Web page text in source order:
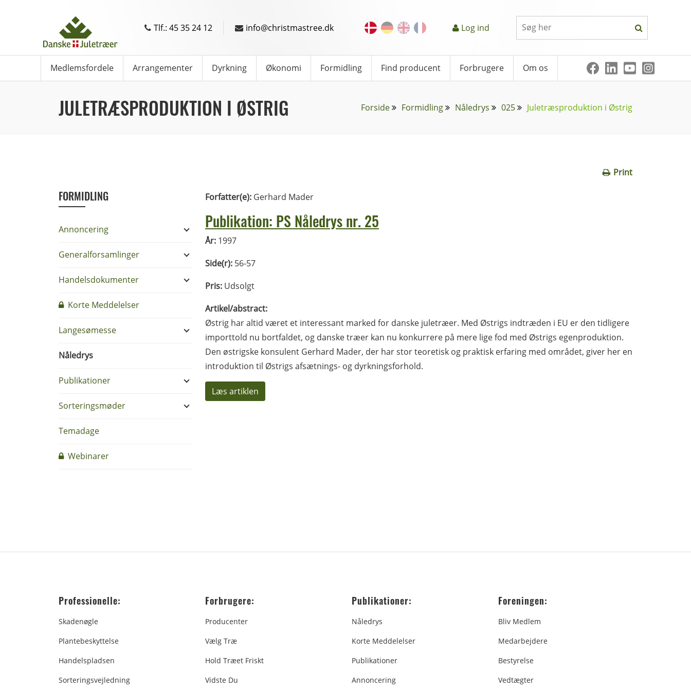
Tlf.: 45 35 24 12 info@christmastree.dk Log ind
Medlemsfordele Arrangementer Dyrkning Økonomi Formidling Find producent Forbrugere Om os
JULETRÆSPRODUKTION I ØSTRIG Forside Formidling Nåledrys 025 Juletræsproduktion i Østrig
Print
FORMIDLING
Annoncering
Generalforsamlinger
Handelsdokumenter
Korte Meddelelser
Langesømesse
Nåledrys
Publikationer
Sorteringsmøder
Temadage
Webinarer
Forfatter(e): Gerhard Mader
Publikation: PS Nåledrys nr. 25
År: 1997
Side(r): 56-57
Pris: Udsolgt
Artikel/abstract:
Østrig har altid været et interessant marked for danske juletræer. Med Østrigs indtræden i EU er den tidligere
importtold nu bortfaldet, og danske træer kan nu konkurrere på mere lige fod med Østrigs egenproduktion.
Den østrigske konsulent Gerhard Mader, der har stor teoretisk og praktisk erfaring med området, giver her en
introduktion til Østrigs afsætnings- og dyrkningsforhold.
Læs artiklen
Professionelle:
Skadenøgle
Plantebeskyttelse
Handelspladsen
Sorteringsvejledning
Forbrugere:
Producenter
Vælg Træ
Hold Træet Friskt
Vidste Du
Publikationer:
Nåledrys
Korte Meddelelser
Publikationer
Annoncering
Foreningen:
Bliv Medlem
Medarbejdere
Bestyrelse
Vedtægter